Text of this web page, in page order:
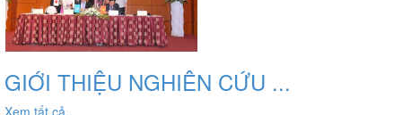
GIỚI THIỆU NGHIÊN CỨU ...
Xem tất cả.